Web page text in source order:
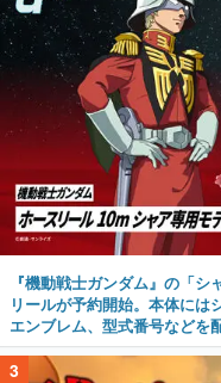
『機動戦士ガンダム』の「
リールが予約開始。本体には
エンブレム、型式番号などを
3